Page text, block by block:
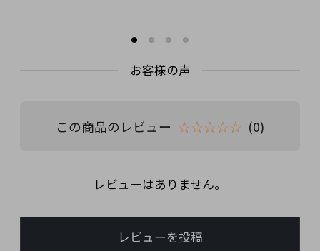
お客様の声
この商品のレビュー ☆☆☆☆☆ (0)
レビューはありません。
レビューを投稿